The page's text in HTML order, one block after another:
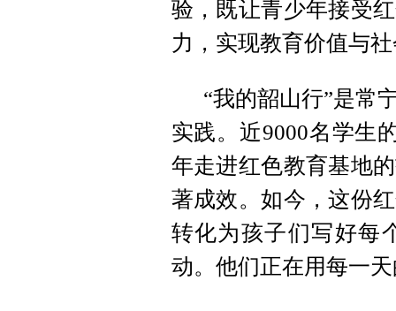
验，既让青少年接受
力，实现教育价值与
“我的韶山行”是常
实践。近9000名学生
年走进红色教育基地
著成效。如今，这份
转化为孩子们写好每
动。他们正在用每一